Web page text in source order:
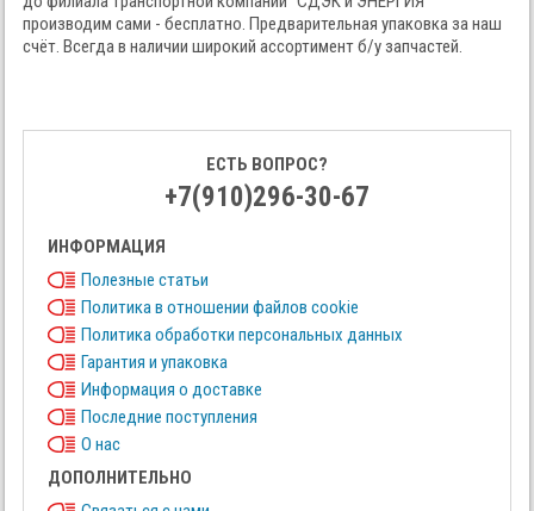
производим сами - бесплатно. Предварительная упаковка за наш
счёт. Всегда в наличии широкий ассортимент б/у запчастей.
ЕСТЬ ВОПРОС?
+7(910)296-30-67
ИНФОРМАЦИЯ
Полезные статьи
Политика в отношении файлов cookie
Политика обработки персональных данных
Гарантия и упаковка
Информация о доставке
Последние поступления
О нас
ДОПОЛНИТЕЛЬНО